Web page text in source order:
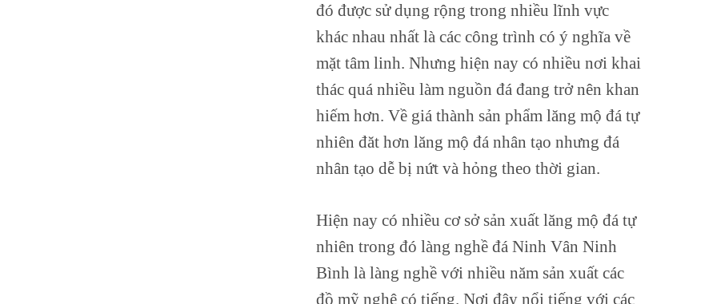
đó được sử dụng rộng trong nhiều lĩnh vực
khác nhau nhất là các công trình có ý nghĩa về
mặt tâm linh. Nhưng hiện nay có nhiều nơi khai
thác quá nhiều làm nguồn đá đang trở nên khan
hiếm hơn. Về giá thành sản phẩm lăng mộ đá tự
nhiên đăt hơn lăng mộ đá nhân tạo nhưng đá
nhân tạo dễ bị nứt và hỏng theo thời gian.
Hiện nay có nhiều cơ sở sản xuất lăng mộ đá tự
nhiên trong đó làng nghề đá Ninh Vân Ninh
Bình là làng nghề với nhiều năm sản xuất các
đồ mỹ nghệ có tiếng. Nơi đây nổi tiếng với các